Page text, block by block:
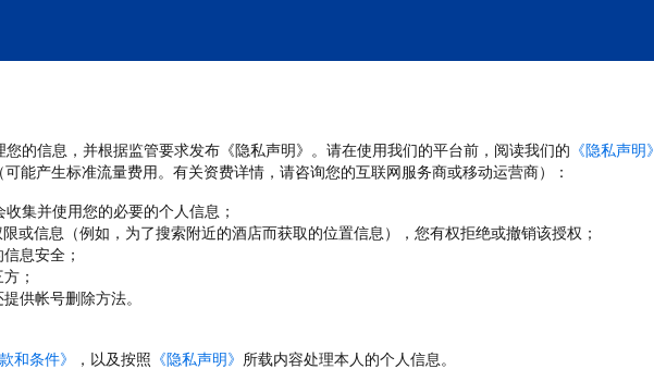
的信息，并根据监管要求发布《隐私声明》。请在使用我们的平台前，阅读我们的 《隐私声明》
能产生标准流量费用。有关资费详情，请咨询您的互联网服务商或移动运营商）：
集并使用您的必要的个人信息；
或信息（例如，为了搜索附近的酒店而获取的位置信息），您有权拒绝或撤销该授权；
息安全；
；
供帐号删除方法。
和条件》 ，以及按照 《隐私声明》 所载内容处理本人的个人信息。